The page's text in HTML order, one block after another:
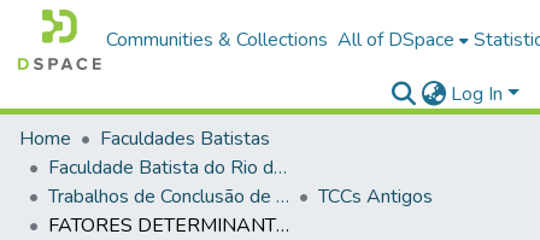
Communities & Collections All of DSpace
Log In
Home
Faculdades Batistas
Faculdade Batista do Rio de Janeiro (FABAT-RJ)
Trabalhos de Conclusão de Curso (TCC)
TCCs Antigos
FATORES DETERMINANTES DA EVASÃO DOS JOVENS NA UNIÃO DA MOCIDADE